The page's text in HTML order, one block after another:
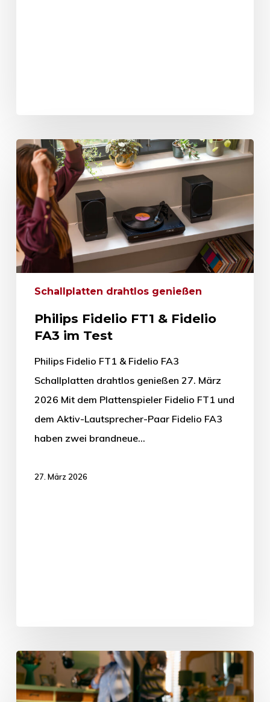
Schallplatten drahtlos genießen
Philips Fidelio FT1 & Fidelio
FA3 im Test
Philips Fidelio FT1 & Fidelio FA3
Schallplatten drahtlos genießen 27. März
2026 Mit dem Plattenspieler Fidelio FT1 und
dem Aktiv-Lautsprecher-Paar Fidelio FA3
haben zwei brandneue…
27. März 2026